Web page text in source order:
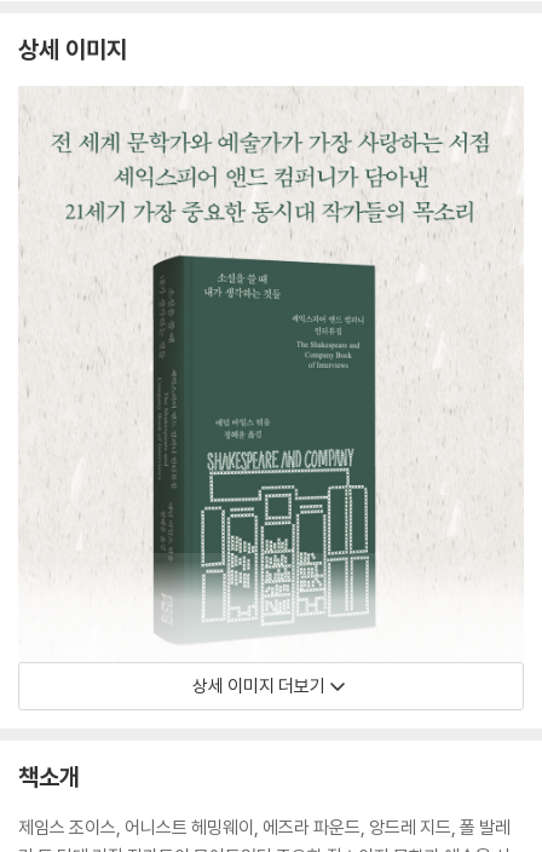
상세 이미지
상세 이미지 더보기
책소개
제임스 조이스, 어니스트 헤밍웨이, 에즈라 파운드, 앙드레 지드, 폴 발레